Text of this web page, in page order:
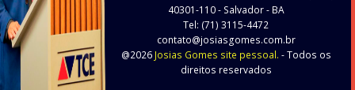
40301-110- Salvador - BA
Tel: (71) 3115-4472
contato@josiasgomes.com.br
@2026 Josias Gomes site pessoal. - Todos os
direitos reservados